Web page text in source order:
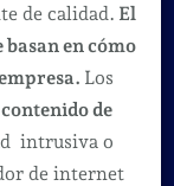
de calidad. El
en cómo
Los
contenido de
intrusiva o
de internet